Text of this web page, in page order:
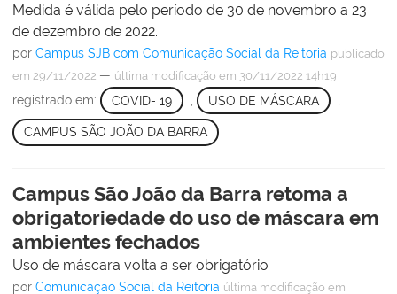
Medida é válida pelo período de 30 de novembro a 23
de dezembro de 2022.
por Campus SJB com Comunicação Social da Reitoria publicado
em 29/11/2022 — última modificação em 30/11/2022 14h19
registrado em: COVID- 19 USO DE MÁSCARA
CAMPUS SÃO JOÃO DA BARRA
Campus São João da Barra retoma a
obrigatoriedade do uso de máscara em
ambientes fechados
Uso de máscara volta a ser obrigatório
por Comunicação Social da Reitoria última modificação em